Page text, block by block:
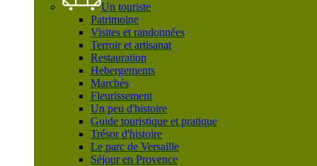
Un touriste
Patrimoine
Visites et randonnées
Terroir et artisanat
Restauration
Hebergements
Marchés
Fleurissement
Un peu d'histoire
Guide touristique et pratique
Trésor d'histoire
Le parc de Versaille
Séjour en Provence